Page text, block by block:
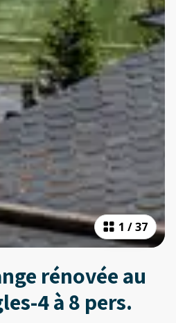
1 /37
rénovée au
4 à 8 pers.